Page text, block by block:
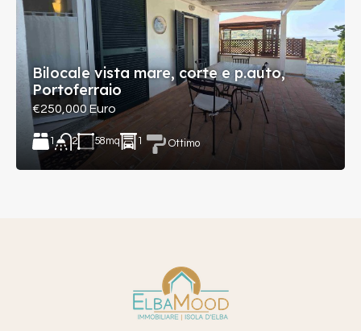
Bilocale vista mare, corte e p.auto,
Portoferraio
€250,000 Euro
1 2 58mq 1 Ottimo